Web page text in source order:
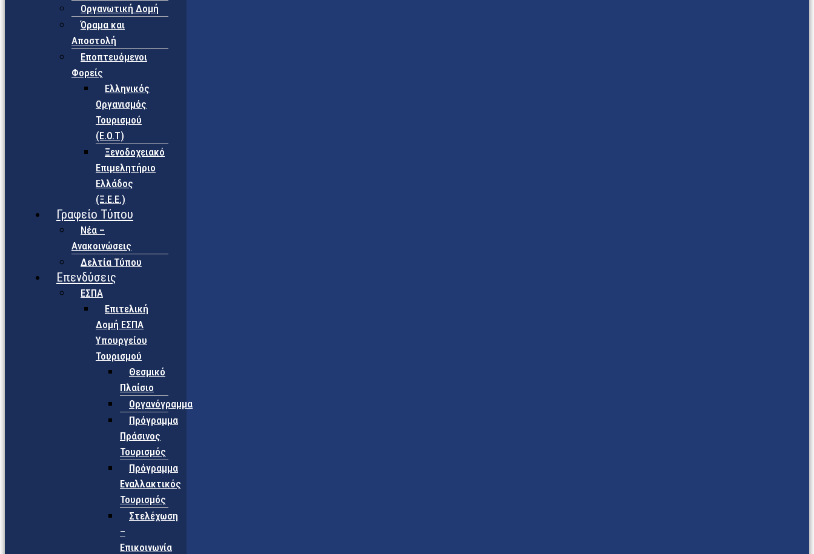
Οργανωτική Δομή
Όραμα και
Αποστολή
Εποπτευόμενοι
Φορείς
Eλληνικός
Οργανισμός
Τουρισμού
(Ε.Ο.Τ)
Ξενοδοχειακό
Επιμελητήριο
Ελλάδος
(Ξ.Ε.Ε.)
Γραφείο Τύπου
Νέα –
Ανακοινώσεις
Δελτία Τύπου
Επενδύσεις
ΕΣΠΑ
Επιτελική
Δομή ΕΣΠΑ
Υπουργείου
Τουρισμού
Θεσμικό
Πλαίσιο
Οργανόγραμμα
Πρόγραμμα
Πράσινος
Τουρισμός
Πρόγραμμα
Εναλλακτικός
Τουρισμός
Στελέχωση
–
Επικοινωνία